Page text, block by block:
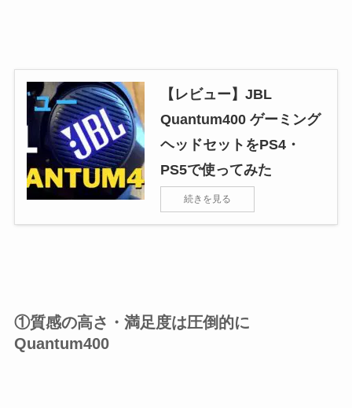
【レビュー】JBL
Quantum400 ゲーミング
ヘッドセットをPS4・
PS5で使ってみた
続きを見る
①質感の高さ・満足度は圧倒的に
Quantum400